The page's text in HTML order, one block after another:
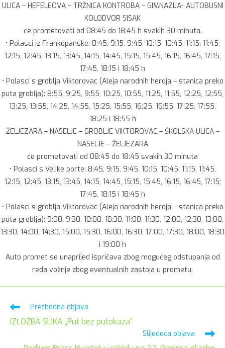
ULICA – HEFELEOVA – TRŽNICA KONTROBA – GIMNAZIJA- AUTOBUSNI
KOLODVOR SISAK
će prometovati od 08:45 do 18:45 h svakih 30 minuta.
• Polasci iz Frankopanske: 8:45, 9:15, 9:45, 10:15, 10:45, 11:15, 11:45,
12:15, 12:45, 13:15, 13:45, 14:15, 14:45, 15:15, 15:45, 16:15, 16:45, 17:15,
17:45, 18:15 i 18:45 h
• Polasci s groblja Viktorovac (Aleja narodnih heroja – stanica preko
puta groblja): 8:55, 9:25, 9:55, 10:25, 10:55, 11:25, 11:55, 12:25, 12:55,
13:25, 13:55, 14:25, 14:55, 15:25, 15:55, 16:25, 16:55, 17:25, 17:55,
18:25 i 18:55 h
ŽELJEZARA – NASELJE – GROBLJE VIKTOROVAC – ŠKOLSKA ULICA –
NASELJE – ŽELJEZARA
će prometovati od 08:45 do 18:45 svakih 30 minuta
• Polasci s Velike porte: 8:45, 9:15, 9:45, 10:15, 10:45, 11:15, 11:45,
12:15, 12:45, 13:15, 13:45, 14:15, 14:45, 15:15, 15:45, 16:15, 16:45, 17:15;
17:45, 18:15 i 18:45 h
• Polasci s groblja Viktorovac (Aleja narodnih heroja – stanica preko
puta groblja): 9:00, 9:30, 10:00, 10:30, 11:00, 11:30, 12:00, 12:30, 13:00,
13:30, 14:00, 14:30, 15:00, 15:30, 16:00, 16:30, 17:00, 17:30, 18:00, 18:30
i 19:00 h
Auto promet se unaprijed ispričava zbog mogućeg odstupanja od
reda vožnje zbog eventualnih zastoja u prometu.
Pročitaj
članaka
Prethodna objava
IZLOŽBA SLIKA „Put bez putokaza“
Slijedeća objava